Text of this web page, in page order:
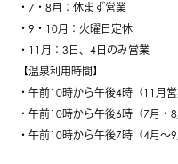
・7・8月：休まず営業
・9・10月：火曜日定休
・11月：3日、4日のみ営業
【温泉利用時間】
・午前10時から午後4時（11月営
・午前10時から午後6時（7月・
・午前10時から午後7時（4月～9